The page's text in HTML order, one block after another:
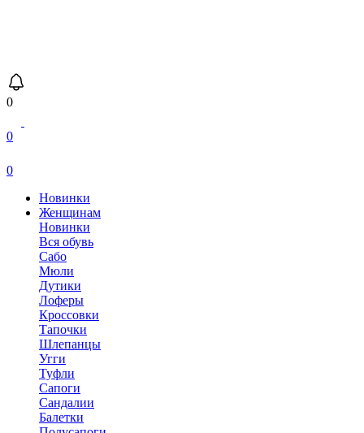
0
0
0
Новинки
Женщинам
Новинки
Вся обувь
Сабо
Мюли
Дутики
Лоферы
Кроссовки
Тапочки
Шлепанцы
Угги
Туфли
Сапоги
Сандалии
Балетки